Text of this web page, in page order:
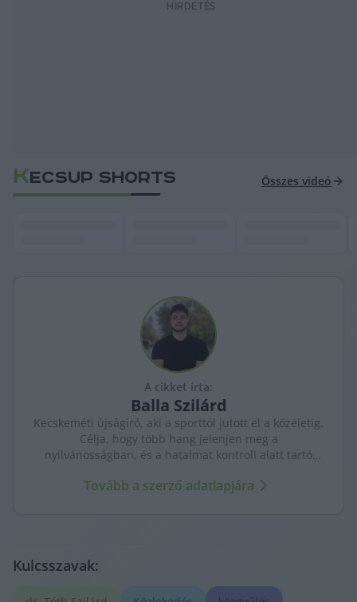
HIRDETÉS
KECSUP SHORTS Összes videó
A cikket írta:
Balla Szilárd
Kecskeméti újságíró, aki a sporttól jutott el a közéletig.
Célja, hogy több hang jelenjen meg a
nyilvánosságban, és a hatalmat kontroll alatt tartó
kritikus szemmel követi.
Tovább a szerző adatlapjára
Kulcsszavak: